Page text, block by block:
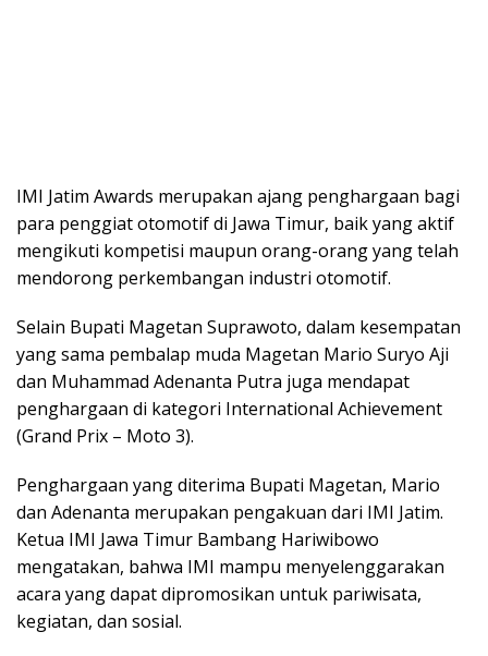
IMI Jatim Awards merupakan ajang penghargaan bagi
para penggiat otomotif di Jawa Timur, baik yang aktif
mengikuti kompetisi maupun orang-orang yang telah
mendorong perkembangan industri otomotif.
Selain Bupati Magetan Suprawoto, dalam kesempatan
yang sama pembalap muda Magetan Mario Suryo Aji
dan Muhammad Adenanta Putra juga mendapat
penghargaan di kategori International Achievement
(Grand Prix – Moto 3).
Penghargaan yang diterima Bupati Magetan, Mario
dan Adenanta merupakan pengakuan dari IMI Jatim.
Ketua IMI Jawa Timur Bambang Hariwibowo
mengatakan, bahwa IMI mampu menyelenggarakan
acara yang dapat dipromosikan untuk pariwisata,
kegiatan, dan sosial.